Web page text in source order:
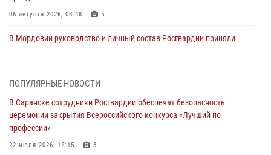
06 августа 2026, 08:48 5
В Мордовии руководство и личный состав Росгвардии приняли
06 августа 2026, 08:14 9
В Саранске сотрудники Росгвардии задержали дебошира,
повредившего имущество в кафе
06 августа 2026, 07:03
ПОПУЛЯРНЫЕ НОВОСТИ
В Саранске сотрудники Росгвардии обеспечат безопасность
церемонии закрытия Всероссийского конкурса «Лучший по
профессии»
22 июля 2026, 12:15 3